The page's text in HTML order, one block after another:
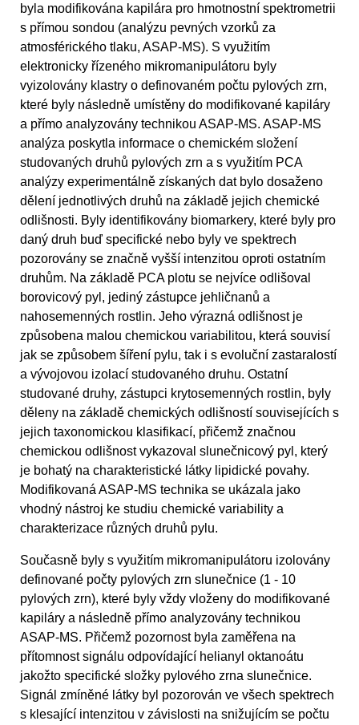
byla modifikována kapilára pro hmotnostní spektrometrii
s přímou sondou (analýzu pevných vzorků za
atmosférického tlaku, ASAP-MS). S využitím
elektronicky řízeného mikromanipulátoru byly
vyizolovány klastry o definovaném počtu pylových zrn,
které byly následně umístěny do modifikované kapiláry
a přímo analyzovány technikou ASAP-MS. ASAP-MS
analýza poskytla informace o chemickém složení
studovaných druhů pylových zrn a s využitím PCA
analýzy experimentálně získaných dat bylo dosaženo
dělení jednotlivých druhů na základě jejich chemické
odlišnosti. Byly identifikovány biomarkery, které byly pro
daný druh buď specifické nebo byly ve spektrech
pozorovány se značně vyšší intenzitou oproti ostatním
druhům. Na základě PCA plotu se nejvíce odlišoval
borovicový pyl, jediný zástupce jehličnanů a
nahosemenných rostlin. Jeho výrazná odlišnost je
způsobena malou chemickou variabilitou, která souvisí
jak se způsobem šíření pylu, tak i s evoluční zastaralostí
a vývojovou izolací studovaného druhu. Ostatní
studované druhy, zástupci krytosemenných rostlin, byly
děleny na základě chemických odlišností souvisejících s
jejich taxonomickou klasifikací, přičemž značnou
chemickou odlišnost vykazoval slunečnicový pyl, který
je bohatý na charakteristické látky lipidické povahy.
Modifikovaná ASAP-MS technika se ukázala jako
vhodný nástroj ke studiu chemické variability a
charakterizace různých druhů pylu.
Současně byly s využitím mikromanipulátoru izolovány
definované počty pylových zrn slunečnice (1 - 10
pylových zrn), které byly vždy vloženy do modifikované
kapiláry a následně přímo analyzovány technikou
ASAP-MS. Přičemž pozornost byla zaměřena na
přítomnost signálu odpovídající helianyl oktanoátu
jakožto specifické složky pylového zrna slunečnice.
Signál zmíněné látky byl pozorován ve všech spektrech
s klesající intenzitou v závislosti na snižujícím se počtu